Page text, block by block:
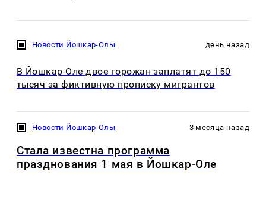
Новости Йошкар-Олы день назад
В Йошкар-Оле двое горожан заплатят до 150
тысяч за фиктивную прописку мигрантов
Новости Йошкар-Олы 3 месяца назад
Стала известна программа
празднования 1 мая в Йошкар-Оле